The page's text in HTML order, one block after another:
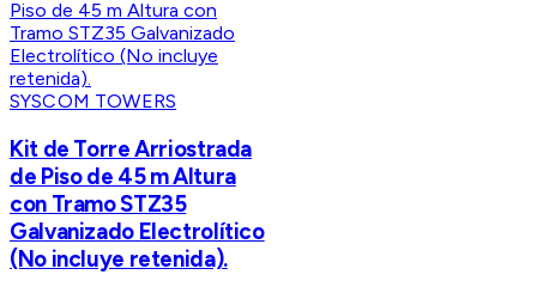
SYSCOM TOWERS
Kit de Torre Arriostrada
de Piso de 45 m Altura
con Tramo STZ35
Galvanizado Electrolítico
(No incluye retenida).